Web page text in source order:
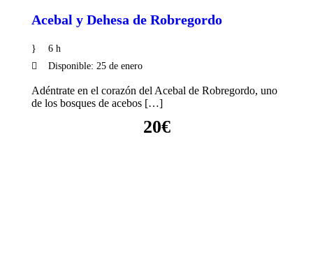
Acebal y Dehesa de Robregordo
6 h
Disponible: 25 de enero
Adéntrate en el corazón del Acebal de Robregordo, uno
de los bosques de acebos […]
20€